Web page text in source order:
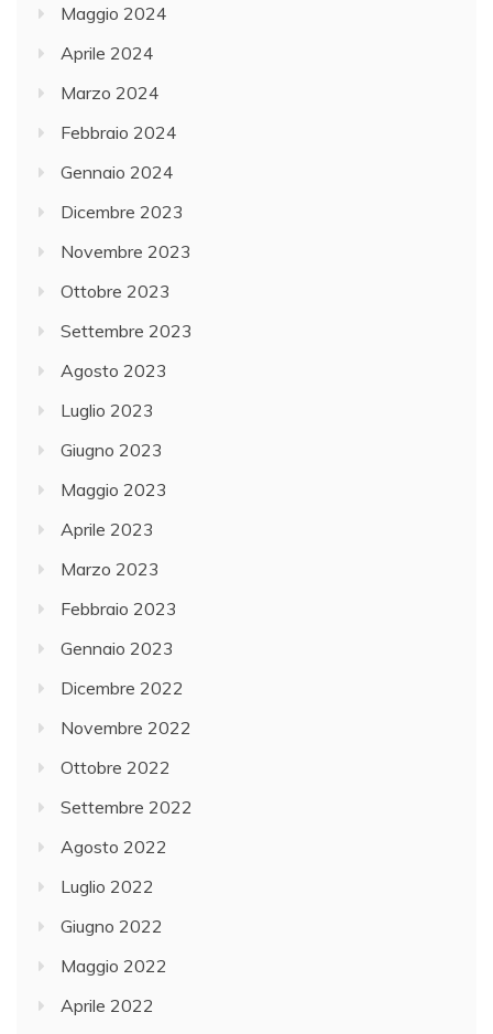
Maggio 2024
Aprile 2024
Marzo 2024
Febbraio 2024
Gennaio 2024
Dicembre 2023
Novembre 2023
Ottobre 2023
Settembre 2023
Agosto 2023
Luglio 2023
Giugno 2023
Maggio 2023
Aprile 2023
Marzo 2023
Febbraio 2023
Gennaio 2023
Dicembre 2022
Novembre 2022
Ottobre 2022
Settembre 2022
Agosto 2022
Luglio 2022
Giugno 2022
Maggio 2022
Aprile 2022